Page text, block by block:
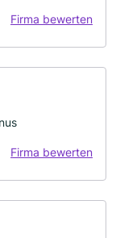
Firma bewerten
Firma bewerten